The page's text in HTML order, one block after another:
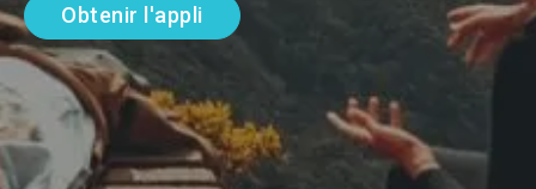
Obtenir l'appli